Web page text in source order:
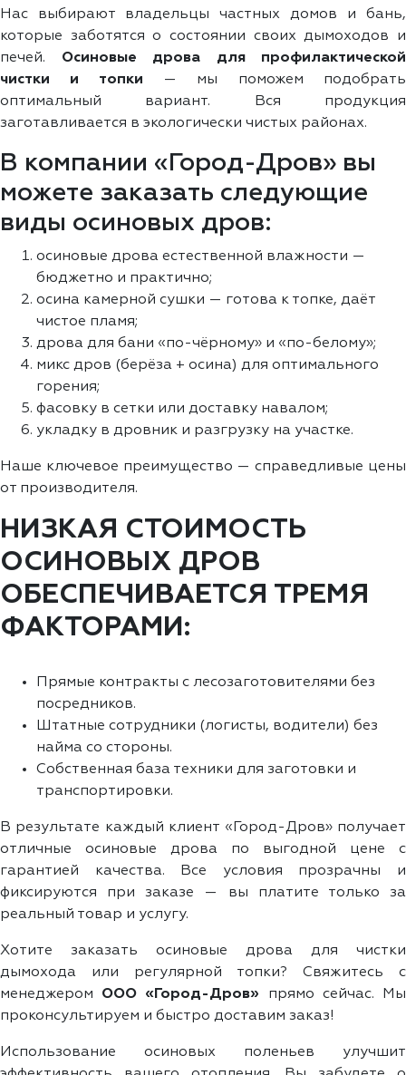
Нас выбирают владельцы частных домов и бань,
которые заботятся о состоянии своих дымоходов и
печей. Осиновые дрова для профилактической
чистки и топки — мы поможем подобрать
оптимальный вариант. Вся продукция
заготавливается в экологически чистых районах.
В компании «Город-Дров» вы
можете заказать следующие
виды осиновых дров:
осиновые дрова естественной влажности —
бюджетно и практично;
осина камерной сушки — готова к топке, даёт
чистое пламя;
дрова для бани «по-чёрному» и «по-белому»;
микс дров (берёза + осина) для оптимального
горения;
фасовку в сетки или доставку навалом;
укладку в дровник и разгрузку на участке.
Наше ключевое преимущество — справедливые цены
от производителя.
НИЗКАЯ СТОИМОСТЬ
ОСИНОВЫХ ДРОВ
ОБЕСПЕЧИВАЕТСЯ ТРЕМЯ
ФАКТОРАМИ:
Прямые контракты с лесозаготовителями без
посредников.
Штатные сотрудники (логисты, водители) без
найма со стороны.
Собственная база техники для заготовки и
транспортировки.
В результате каждый клиент «Город-Дров» получает
отличные осиновые дрова по выгодной цене с
гарантией качества. Все условия прозрачны и
фиксируются при заказе — вы платите только за
реальный товар и услугу.
Хотите заказать осиновые дрова для чистки
дымохода или регулярной топки? Свяжитесь с
менеджером ООО «Город-Дров» прямо сейчас. Мы
проконсультируем и быстро доставим заказ!
Использование осиновых поленьев улучшит